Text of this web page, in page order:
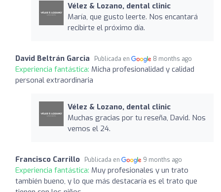
Vélez & Lozano, dental clinic
María, que gusto leerte. Nos encantará
recibirte el próximo día.
David Beltrán Garcia Publicada en 8 months ago
Experiencia fantástica: Micha profesionalidad y calidad
personal extraordinaria
Vélez & Lozano, dental clinic
Muchas gracias por tu reseña, David. Nos
vemos el 24.
Francisco Carrillo Publicada en 9 months ago
Experiencia fantástica: Muy profesionales y un trato
también bueno, y lo que más destacaría es el trato que